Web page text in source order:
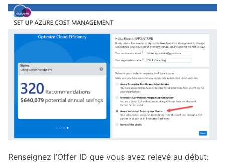
Renseignez l’Offer ID que vous avez relevé au début: